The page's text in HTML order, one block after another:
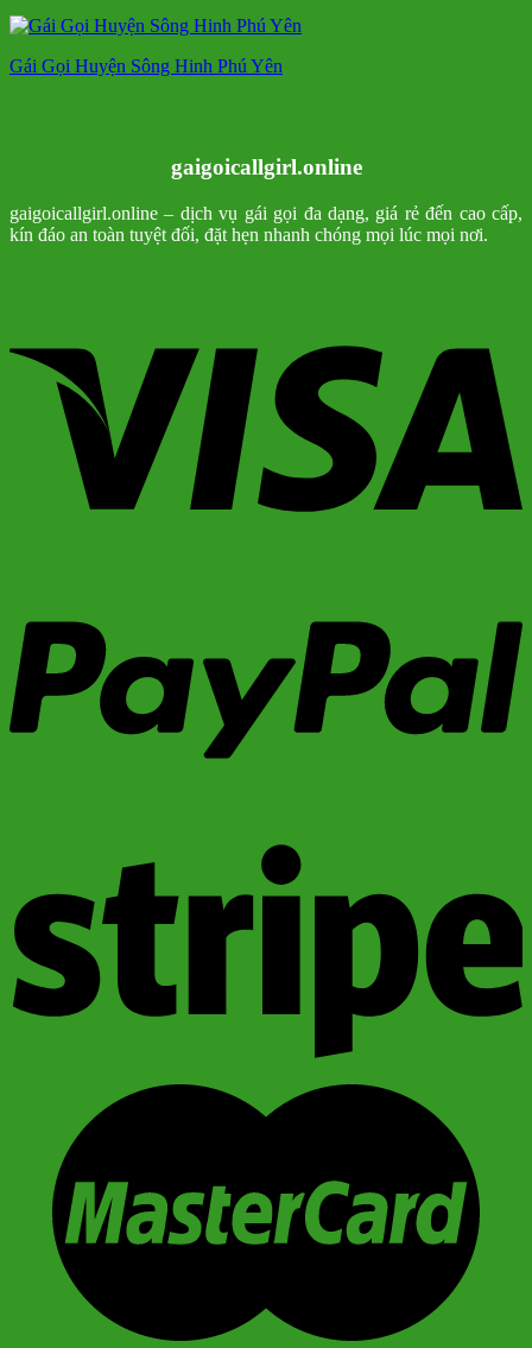
Gái Gọi Huyện Sông Hinh Phú Yên
gaigoicallgirl.online
gaigoicallgirl.online – dịch vụ gái gọi đa dạng, giá rẻ đến cao cấp,
kín đáo an toàn tuyệt đối, đặt hẹn nhanh chóng mọi lúc mọi nơi.